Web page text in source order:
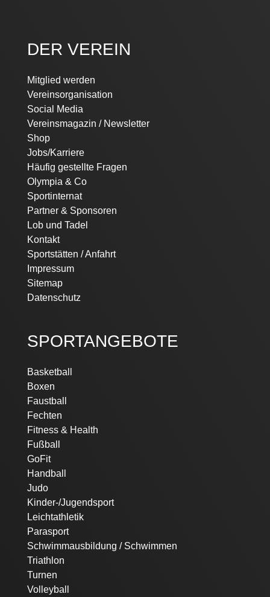
DER VEREIN
Navigation
überspringen
Mitglied werden
Vereinsorganisation
Social Media
Vereinsmagazin / Newsletter
Shop
Jobs/Karriere
Häufig gestellte Fragen
Olympia & Co
Sportinternat
Partner & Sponsoren
Lob und Tadel
Kontakt
Sportstätten / Anfahrt
Impressum
Sitemap
Datenschutz
SPORTANGEBOTE
Navigation
überspringen
Basketball
Boxen
Faustball
Fechten
Fitness & Health
Fußball
GoFit
Handball
Judo
Kinder-/Jugendsport
Leichtathletik
Parasport
Schwimmausbildung / Schwimmen
Triathlon
Turnen
Volleyball